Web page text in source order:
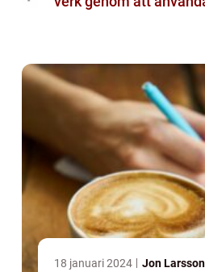
18 januari 2024 Jon Larsson